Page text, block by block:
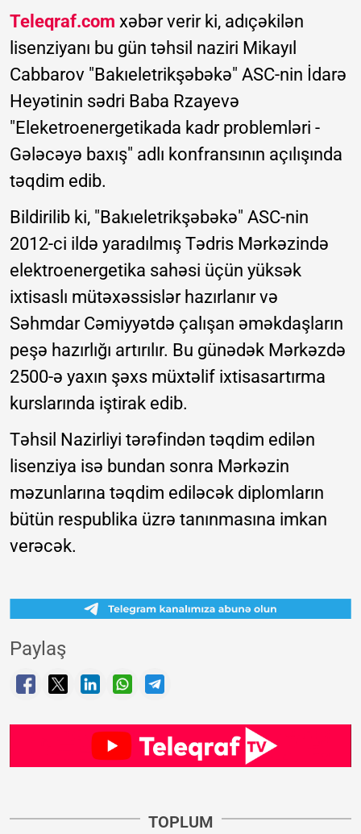
Teleqraf.com xəbər verir ki, adıçəkilən
lisenziyanı bu gün təhsil naziri Mikayıl
Cabbarov "Bakıeletrikşəbəkə" ASC-nin İdarə
Heyətinin sədri Baba Rzayevə
"Eleketroenergetikada kadr problemləri -
Gələcəyə baxış" adlı konfransının açılışında
təqdim edib.
Bildirilib ki, "Bakıeletrikşəbəkə" ASC-nin
2012-ci ildə yaradılmış Tədris Mərkəzində
elektroenergetika sahəsi üçün yüksək
ixtisaslı mütəxəssislər hazırlanır və
Səhmdar Cəmiyyətdə çalışan əməkdaşların
peşə hazırlığı artırılır. Bu günədək Mərkəzdə
2500-ə yaxın şəxs müxtəlif ixtisasartırma
kurslarında iştirak edib.
Təhsil Nazirliyi tərəfindən təqdim edilən
lisenziya isə bundan sonra Mərkəzin
məzunlarına təqdim ediləcək diplomların
bütün respublika üzrə tanınmasına imkan
verəcək.
Paylaş
TOPLUM